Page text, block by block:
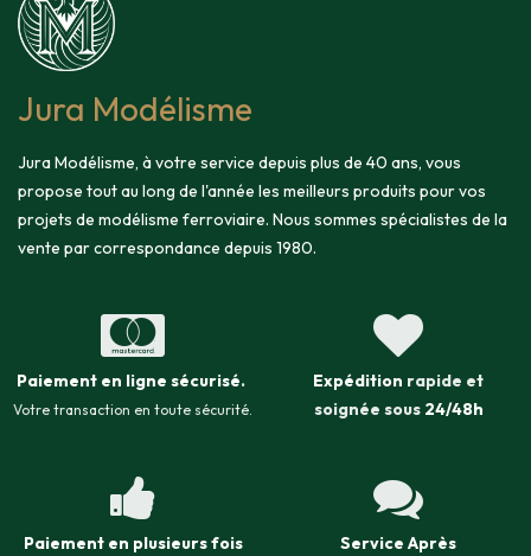
Jura Modélisme
Jura Modélisme, à votre service depuis plus de 40 ans, vous
propose tout au long de l'année les meilleurs produits pour vos
projets de modélisme ferroviaire. Nous sommes spécialistes de la
vente par correspondance depuis 1980.
Paiement en ligne sécurisé.
Votre transaction en toute sécurité.
Expédition rapide et
soignée sous 24/48h
Paiement en plusieurs fois
Service Après